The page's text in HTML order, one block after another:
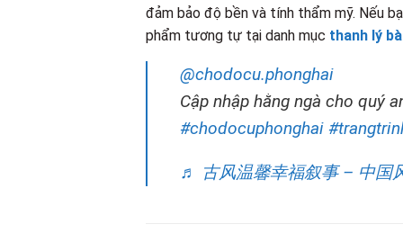
đảm bảo độ bền và tính thẩm mỹ. Nếu
phẩm tương tự tại danh mục thanh lý
@chodocu.phonghai
Cập nhập hằng ngà cho quý
#chodocuphonghai
♬ 古风温馨幸福叙事 – 中国